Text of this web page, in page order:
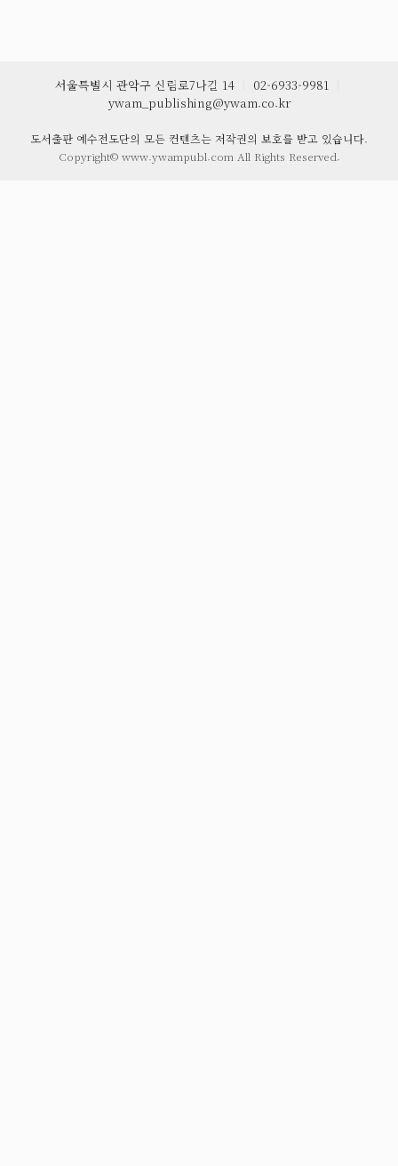
서울특별시 관악구 신림로7나길 14 02-6933-9981
ywam_publishing@ywam.co.kr
도서출판 예수전도단의 모든 컨텐츠는 저작권의 보호를 받고 있습니다.
Copyright© www.ywampubl.com All Rights Reserved.